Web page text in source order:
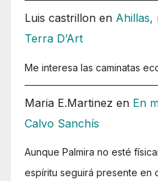
Luis castrillon en Ahillas,
Terra D’Art
Me interesa las caminatas
Maria E.Martinez en En
Calvo Sanchís
Aunque Palmira no esté
espíritu seguirá presente en